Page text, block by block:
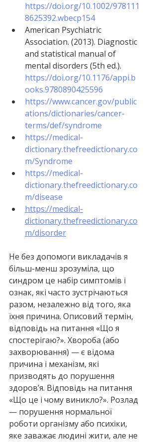
https://doi.org/10.1002/978111
8625392.wbecp154
American Psychiatric
Association. (2013). Diagnostic
and statistical manual of
mental disorders (5th ed.).
https://doi.org/10.1176/appi.b
ooks.9780890425596
https://www.cancer.gov/public
ations/dictionaries/cancer-
terms/def/syndrome
https://medical-
dictionary.thefreedictionary.co
m/Syndrome
https://medical-
dictionary.thefreedictionary.co
m/disease
https://medical-
dictionary.thefreedictionary.co
m/disorder
Не без допомоги викладачів я
більш-менш зрозуміла, що
синдром це набір симптомів і
ознак, які часто зустрічаються
разом, незалежно від того, яка
їхня причина. Описовий термін,
відповідь на питання «Що я
спостерігаю?». Хвороба (або
захворювання) — є відома
причина і механізм, які
призводять до порушення
здоров’я. Відповідь на питання
«Що це і чому виникло?». Розлад
— порушення нормальної
роботи організму або психіки,
яке заважає людині жити, але не